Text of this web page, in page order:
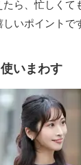
ら、忙しくて
いポイントで
いまわす